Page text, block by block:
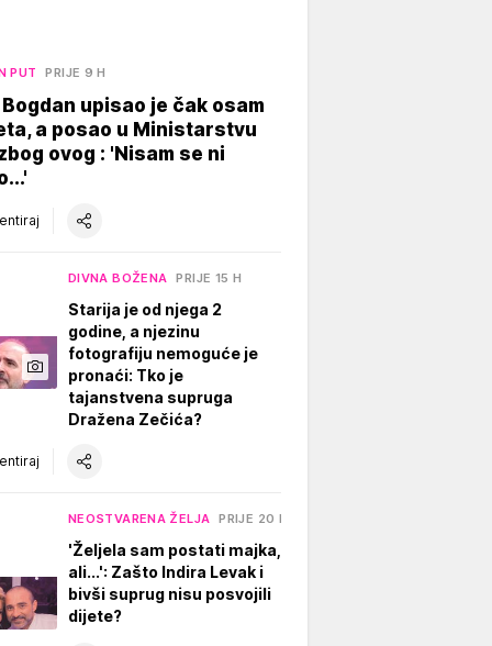
PUT PRIJE 9 H
upisao je čak osam
a posao u Ministarstvu
ovog : 'Nisam se ni
DIVNA BOŽENA PRIJE 15 H
Starija je od njega 2
godine, a njezinu
fotografiju nemoguće je
pronaći: Tko je
tajanstvena supruga
Dražena Zečića?
NEOSTVARENA ŽELJA PRIJE 20 H
'Željela sam postati majka,
ali...': Zašto Indira Levak i
bivši suprug nisu posvojili
dijete?